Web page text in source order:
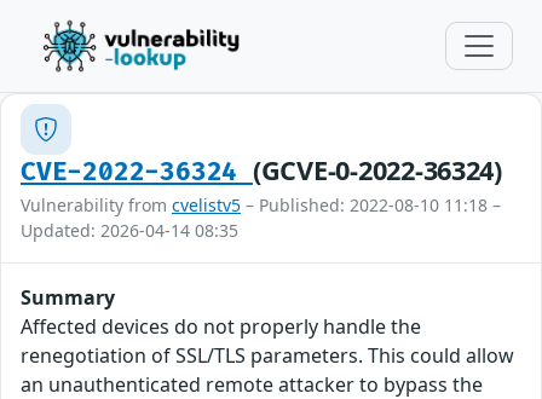
CVE-2022-36324 (GCVE-0-2022-36324)
Vulnerability from cvelistv5 – Published: 2022-08-10 11:18 –
Updated: 2026-04-14 08:35
Summary
Affected devices do not properly handle the
renegotiation of SSL/TLS parameters. This could allow
an unauthenticated remote attacker to bypass the